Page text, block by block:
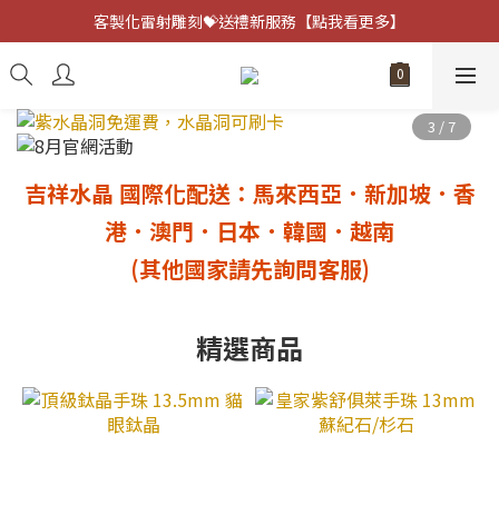
客製化雷射雕刻💝送禮新服務【點我看更多】
客製化雷射雕刻💝送禮新服務【點我看更多】
避邪防小人⚡指定黑曜石 任選兩件75折
吉祥水晶 國際化配送：馬來西亞．新加坡．香
港 ．澳門 ．日本．韓國．越南
(其他國家請先詢問客服)
精選商品